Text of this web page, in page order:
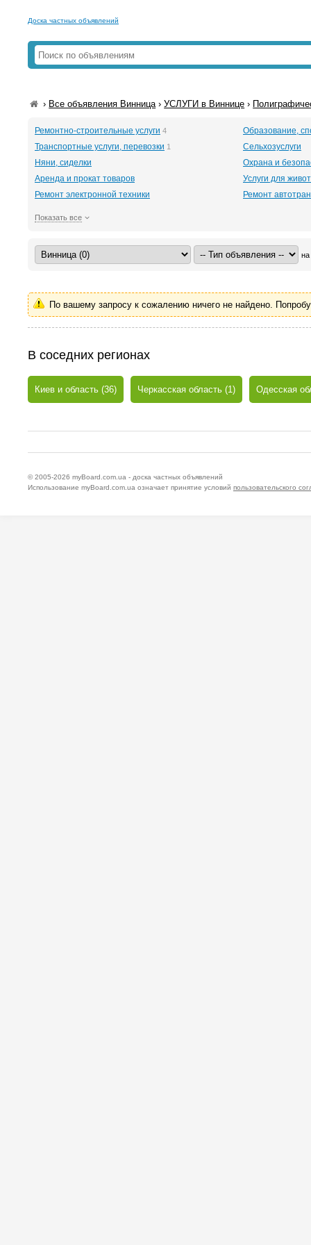
Доска частных объявлений
› Все объявления Винница›УСЛУГИ в Виннице ›
Ремонтно-строительные услуги 4
Образование,
Транспортные услуги, перевозки 1
Сельхозуслуги
Няни, сиделки
Охрана и
Аренда и прокат товаров
Услуги для
Ремонт электронной техники
Ремонт
Показать все
на
По вашему запросу к сожалению ничего не найдено.
В соседних регионах
Киев и область (36) Черкасская область (1) Одесская
© 2005-2026 myBoard.com.ua - доска частных объявлений
Использование myBoard.com.ua означает принятие условий пользовательского